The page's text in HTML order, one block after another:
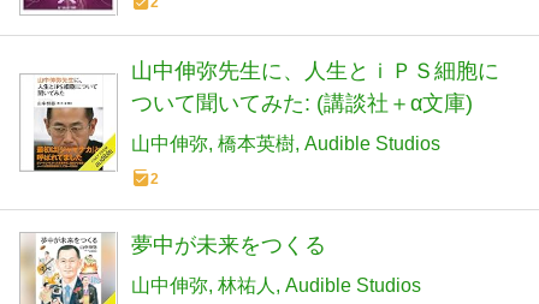
山中伸弥先生に、人生とｉＰＳ細胞に
ついて聞いてみた: (講談社＋α文庫)
山中伸弥 橋本英樹 Audible Studios
2
夢中が未来をつくる
山中伸弥 林祐人 Audible Studios